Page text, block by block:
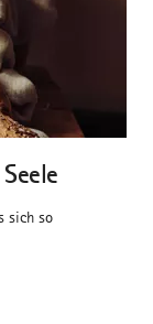
sich so